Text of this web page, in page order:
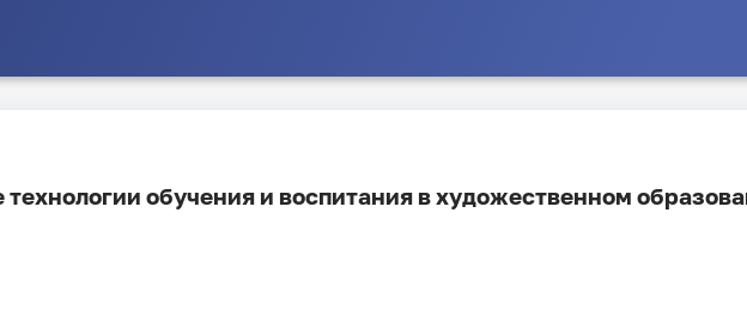
обучения и воспитания в художественном